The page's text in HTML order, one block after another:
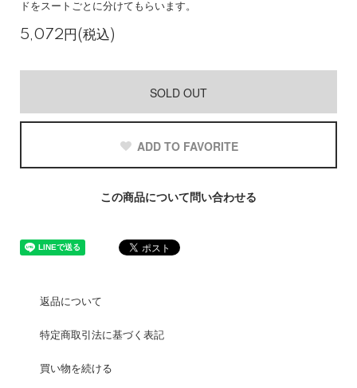
ドをスートごとに分けてもらいます。
5,072円(税込)
SOLD OUT
ADD TO FAVORITE
この商品について問い合わせる
返品について
特定商取引法に基づく表記
買い物を続ける